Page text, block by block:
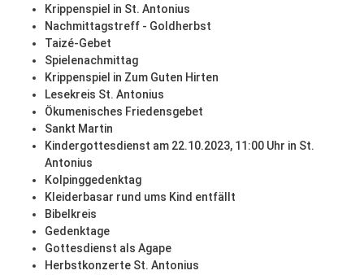
Krippenspiel in St. Antonius
Nachmittagstreff - Goldherbst
Taizé-Gebet
Spielenachmittag
Krippenspiel in Zum Guten Hirten
Lesekreis St. Antonius
Ökumenisches Friedensgebet
Sankt Martin
Kindergottesdienst am 22.10.2023, 11:00 Uhr in St.
Antonius
Kolpinggedenktag
Kleiderbasar rund ums Kind entfällt
Bibelkreis
Gedenktage
Gottesdienst als Agape
Herbstkonzerte St. Antonius